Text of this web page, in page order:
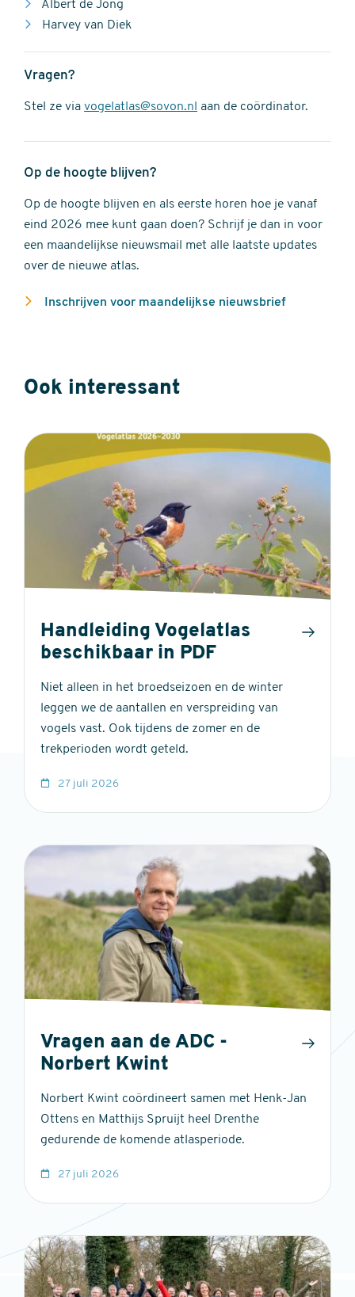
Albert de Jong
Harvey van Diek
Vragen?
Stel ze via vogelatlas@sovon.nl aan de coördinator.
Op de hoogte blijven?
Op de hoogte blijven en als eerste horen hoe je vanaf
eind 2026 mee kunt gaan doen? Schrijf je dan in voor
een maandelijkse nieuwsmail met alle laatste updates
over de nieuwe atlas.
Inschrijven voor maandelijkse nieuwsbrief
Ook interessant
Handleiding Vogelatlas
beschikbaar in PDF
Niet alleen in het broedseizoen en de winter
leggen we de aantallen en verspreiding van
vogels vast. Ook tijdens de zomer en de
trekperioden wordt geteld.
27 juli 2026
Vragen aan de ADC -
Norbert Kwint
Norbert Kwint coördineert samen met Henk-Jan
Ottens en Matthijs Spruijt heel Drenthe
gedurende de komende atlasperiode.
27 juli 2026